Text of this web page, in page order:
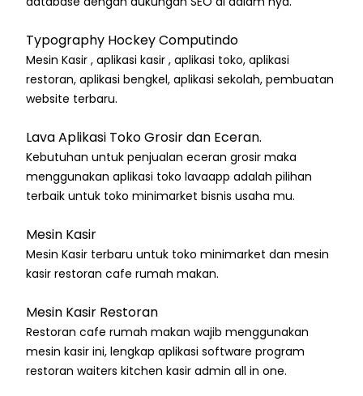
Typography Hockey Computindo
Mesin Kasir , aplikasi kasir , aplikasi toko, aplikasi
restoran, aplikasi bengkel, aplikasi sekolah, pembuatan
website terbaru.
Lava Aplikasi Toko Grosir dan Eceran.
Kebutuhan untuk penjualan eceran grosir maka
menggunakan aplikasi toko lavaapp adalah pilihan
terbaik untuk toko minimarket bisnis usaha mu.
Mesin Kasir
Mesin Kasir terbaru untuk toko minimarket dan mesin
kasir restoran cafe rumah makan.
Mesin Kasir Restoran
Restoran cafe rumah makan wajib menggunakan
mesin kasir ini, lengkap aplikasi software program
restoran waiters kitchen kasir admin all in one.